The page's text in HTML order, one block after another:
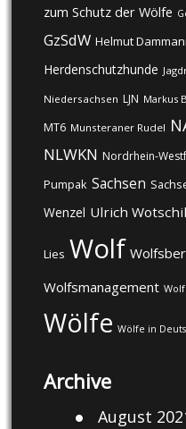
zum Schutz der Wölfe
GzSdW Helmut
Herdenschutzhunde
Niedersachsen LJN Markus
MT6 Munsteraner Rudel
NLWKN Nordrhein-
Pumpak Sachsen
Wenzel Ulrich
Lies Wolf
Wolfsmanagement
Wölfe Wölfe in
Archive
August